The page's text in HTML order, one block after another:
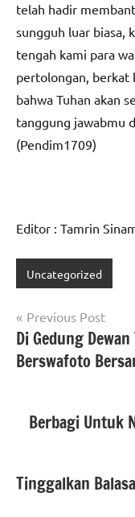
telah hadir
sungguh luar biasa,
tengah kami para
pertolongan, berkat
bahwa Tuhan akan
tanggung jawabmu
(Pendim1709)
Editor : Tamrin
Uncategorized
Navigasi
pos
Previous Post
Di Gedung
Berswafoto
Berbagi Untuk
Tinggalkan